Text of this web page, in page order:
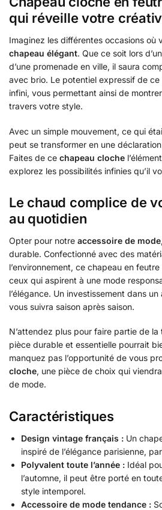
qui réveille votre
Imaginez les différentes occasions où
chapeau élégant. Que ce soit lors
d’une promenade en ville, il saura
avec brio. Le potentiel expressif de
infini, vous permettant ainsi de
travers votre style.
Avec un simple mouvement, ce qui
peut se transformer en une
Faites de ce chapeau cloche
explorez les possibilités infinies qu’il
Le chaud complice de
au quotidien
Opter pour notre accessoire de mode
durable. Confectionné avec des
l’environnement, ce chapeau en
ceux qui aspirent à une mode
l’élégance. Un investissement dans
vous suivra saison après saison.
N’attendez plus pour faire partie de
pièce durable et essentielle pourrait
manquez pas l’opportunité de vous
cloche, une pièce de choix qui
de mode.
Caractéristiques
Design vintage français : Un
inspiré de l’élégance parisienne,
Polyvalent toute l’année : Idéal
l’automne, il peut être porté en
style intemporel.
Accessoire de mode tendance :